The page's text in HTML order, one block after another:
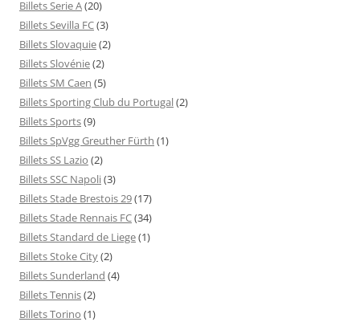
Billets Serie A(20)
Billets Sevilla FC(3)
Billets Slovaquie(2)
Billets Slovénie(2)
Billets SM Caen (5)
Billets Sporting Club du Portugal(2)
Billets Sports(9)
Billets SpVgg Greuther Fürth (1)
Billets SS Lazio (2)
Billets SSC Napoli(3)
Billets Stade Brestois 29(17)
Billets Stade Rennais FC(34)
Billets Standard de Liege(1)
Billets Stoke City(2)
Billets Sunderland (4)
Billets Tennis(2)
Billets Torino (1)